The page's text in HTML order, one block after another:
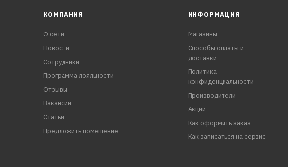
КОМПАНИЯ
О сети
Новости
Сотрудники
Программа лояльности
Отзывы
Вакансии
Статьи
Предложить помещение
ИНФОРМАЦИЯ
Магазины
Способы оплаты и
доставки
Политика
конфиденциальности
Производители
Акции
Как оформить заказ
Как записаться на сервис